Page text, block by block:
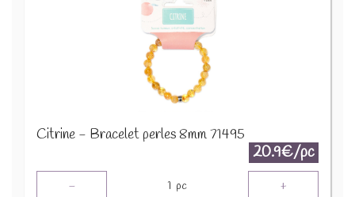
Citrine - Bracelet perles 8mm 71495
20.9€/pc
- 1 pc +